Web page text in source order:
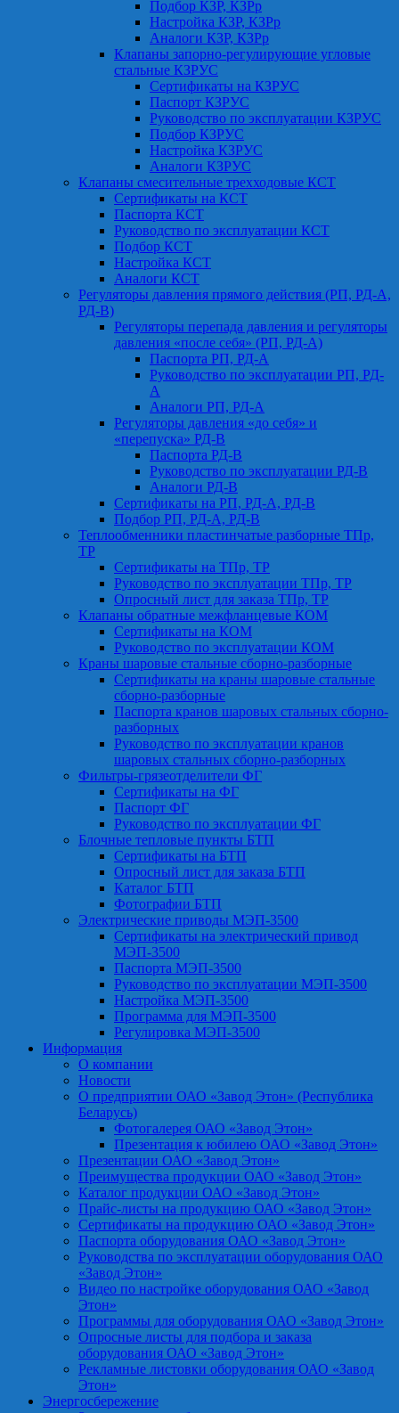
Подбор КЗР, КЗРр
Настройка КЗР, КЗРр
Аналоги КЗР, КЗРр
Клапаны запорно-регулирующие угловые
стальные КЗРУС
Сертификаты на КЗРУС
Паспорт КЗРУС
Руководство по эксплуатации КЗРУС
Подбор КЗРУС
Настройка КЗРУС
Аналоги КЗРУС
Клапаны смесительные трехходовые КСТ
Сертификаты на КСТ
Паспорта КСТ
Руководство по эксплуатации КСТ
Подбор КСТ
Настройка КСТ
Аналоги КСТ
Регуляторы давления прямого действия (РП, РД-А,
РД-В)
Регуляторы перепада давления и регуляторы
давления «после себя» (РП, РД-А)
Паспорта РП, РД-А
Руководство по эксплуатации РП, РД-
А
Аналоги РП, РД-А
Регуляторы давления «до себя» и
«перепуска» РД-В
Паспорта РД-В
Руководство по эксплуатации РД-В
Аналоги РД-В
Сертификаты на РП, РД-А, РД-В
Подбор РП, РД-А, РД-В
Теплообменники пластинчатые разборные ТПр,
ТР
Сертификаты на ТПр, ТР
Руководство по эксплуатации ТПр, ТР
Опросный лист для заказа ТПр, ТР
Клапаны обратные межфланцевые КОМ
Сертификаты на КОМ
Руководство по эксплуатации КОМ
Краны шаровые стальные сборно-разборные
Сертификаты на краны шаровые стальные
сборно-разборные
Паспорта кранов шаровых стальных сборно-
разборных
Руководство по эксплуатации кранов
шаровых стальных сборно-разборных
Фильтры-грязеотделители ФГ
Сертификаты на ФГ
Паспорт ФГ
Руководство по эксплуатации ФГ
Блочные тепловые пункты БТП
Сертификаты на БТП
Опросный лист для заказа БТП
Каталог БТП
Фотографии БТП
Электрические приводы МЭП-3500
Сертификаты на электрический привод
МЭП-3500
Паспорта МЭП-3500
Руководство по эксплуатации МЭП-3500
Настройка МЭП-3500
Программа для МЭП-3500
Регулировка МЭП-3500
Информация
О компании
Новости
О предприятии ОАО «Завод Этон» (Республика
Беларусь)
Фотогалерея ОАО «Завод Этон»
Презентация к юбилею ОАО «Завод Этон»
Презентации ОАО «Завод Этон»
Преимущества продукции ОАО «Завод Этон»
Каталог продукции ОАО «Завод Этон»
Прайс-листы на продукцию ОАО «Завод Этон»
Сертификаты на продукцию ОАО «Завод Этон»
Паспорта оборудования ОАО «Завод Этон»
Руководства по эксплуатации оборудования ОАО
«Завод Этон»
Видео по настройке оборудования ОАО «Завод
Этон»
Программы для оборудования ОАО «Завод Этон»
Опросные листы для подбора и заказа
оборудования ОАО «Завод Этон»
Рекламные листовки оборудования ОАО «Завод
Этон»
Энергосбережение